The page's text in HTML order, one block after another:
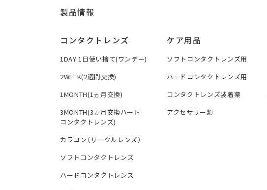
製品情報
コンタクトレンズ
1DAY 1日使い捨て(ワンデー)
2WEEK(2週間交換)
1MONTH(1ヵ月交換)
3MONTH(3ヵ月交換ハード
コンタクトレンズ)
カラコン（サークルレンズ）
ソフトコンタクトレンズ
ハードコンタクトレンズ
ケア用品
ソフトコンタクトレンズ用
ハードコンタクトレンズ用
コンタクトレンズ装着薬
アクセサリー類